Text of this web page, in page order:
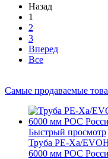
Назад
1
2
3
Вперед
Все
Самые продаваемые
Быстрый просмотр
Труба PE-Xa/
6000 мм РОС